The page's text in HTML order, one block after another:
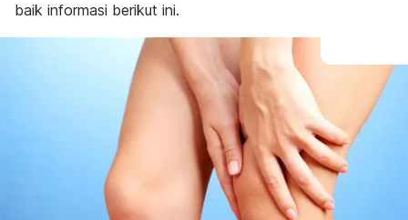
baik informasi berikut ini.